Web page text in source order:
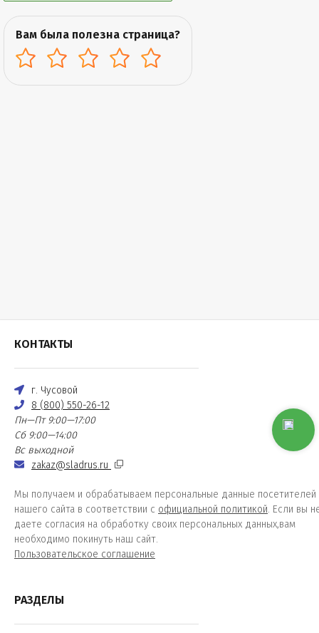
Вам была полезна страница?
КОНТАКТЫ
г. Чусовой
8 (800) 550-26-12
Пн—Пт 9:00—17:00
Сб 9:00—14:00
Вс выходной
zakaz@sladrus.ru
Мы получаем и обрабатываем персональные данные посетителей
нашего сайта в соответствии с официальной политикой. Если вы
даете согласия на обработку своих персональных данных,вам
необходимо покинуть наш сайт.
Пользовательское соглашение
РАЗДЕЛЫ